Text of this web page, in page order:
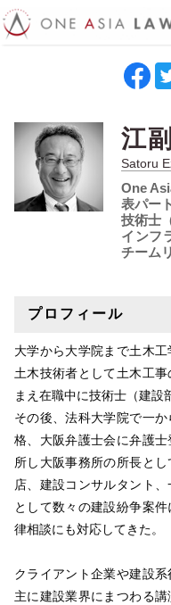
江
Satoru
One
表パー
技術士
インフ
チーム
プロフィール
大学から大学院まで土木
土木技術者として土木工
まえ在職中に技術士（建設
その後、法科大学院で一
格、大阪弁護士会に弁護
所し大阪事務所の所長と
店、建設コンサルタント
として数々の建設紛争案
律相談にも対応してきた。
クライアント企業や建設系
主に建設業界にまつわる